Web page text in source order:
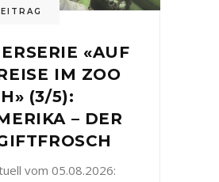
«AUF
IM ZOO
(3/5):
– DER
vom 05.08.2026: